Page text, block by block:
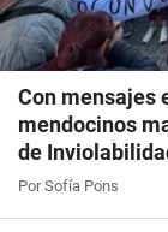
Con mensajes
mendocinos
de
Por Sofía Pons